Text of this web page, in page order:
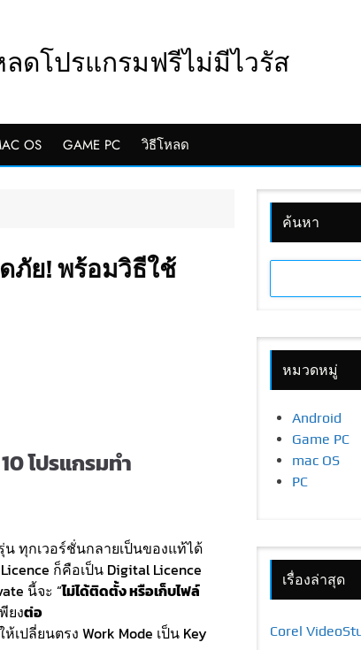
ลดโปรแกรมฟรีไม่มีไวรัส
OS GAME PC วิธีโหลด
ภัย! พร้อมวิธีใช้
โปรแกรมทำ
น ทุกเวอร์ชั่นกลายเป็นของแท้ได้
ก็คือเป็น Digital Licence
นี้จะ “ไม่ได้ติดตั้ง หรือเก็บไฟล์
ยงต่อ
ปลี่ยนตรง Work Mode เป็น Key
ค้นหา
หมวดหมู่
Android
Game PC
mac OS
PC
เรื่องล่าสุด
Corel